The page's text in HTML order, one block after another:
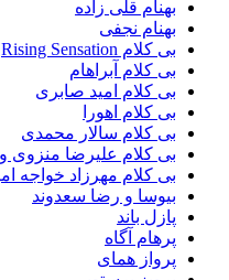
بهنام قلی زاده
بهنام نجفی
بی کلام Rising Sensation
بی کلام آبراهام
بی کلام امید صابری
بی کلام اهورا
بی کلام سالار محمدی
بی کلام علیرضا منزوی
بی کلام مهرزاد خواجه
بیوسا و رضا سعدوند
پازل باند
پرهام آگاه
پرواز همای